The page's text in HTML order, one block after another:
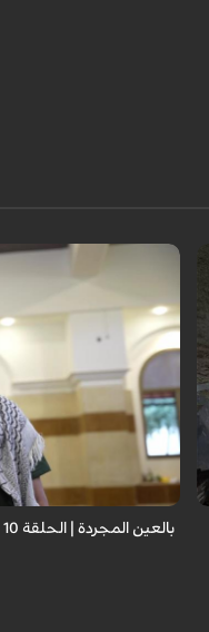
برنامج "بالعين المجردة" هو
نستمع فيه إلى شهاداتٍ حيّةٍ
ت...
بالعين المجردة | الحلقة 10